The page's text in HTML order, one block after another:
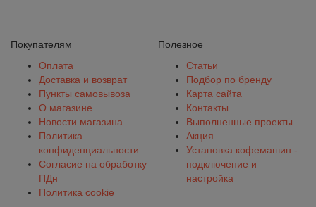
Покупателям
Оплата
Доставка и возврат
Пункты самовывоза
О магазине
Новости магазина
Политика
конфиденциальности
Согласие на обработку
ПДн
Политика cookie
Полезное
Статьи
Подбор по бренду
Карта сайта
Контакты
Выполненные проекты
Акция
Установка кофемашин -
подключение и
настройка